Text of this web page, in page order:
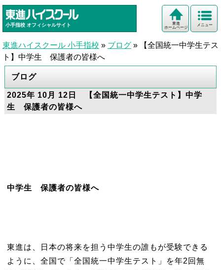
小手指校 オフィシャルサイト メニュー
東進
ホームページ
東進ハイスクール 小手指校 » ブログ »
【全国統一中学生テス
ト】中学生 保護者の皆様へ
ブログ
2025年 10月 12日 【全国統一中学生テスト】中学
生 保護者の皆様へ
中学生 保護者の皆様へ
東進は、日本の将来を担う中学生の誰もが受験できる
ように、全国で「全国統一中学生テスト」を年2回無